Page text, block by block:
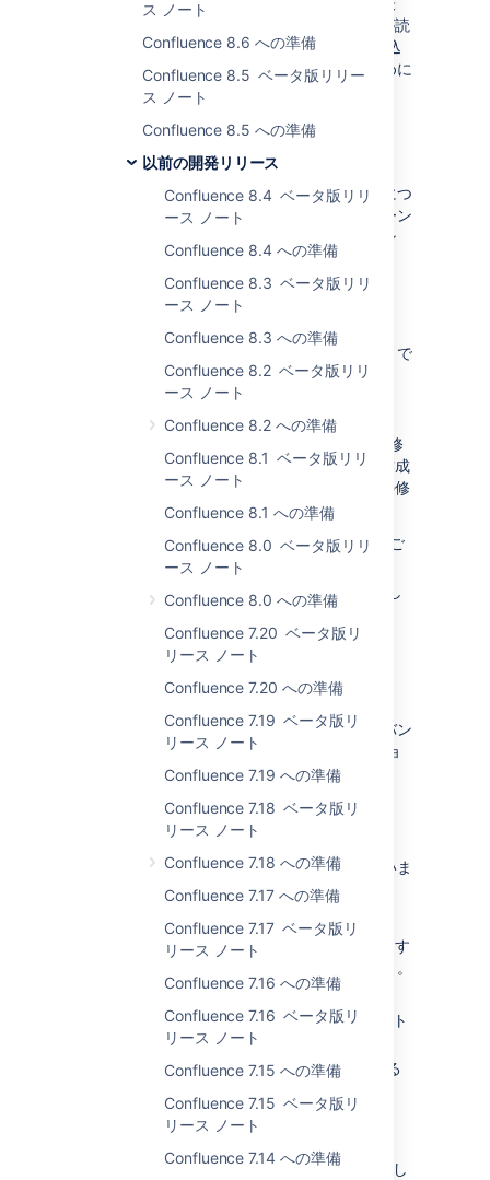
ス ノート
Confluence 8.6 への準備
Confluence 8.5 ベータ版リリー
ス ノート
Confluence 8.5 への準備
以前の開発リリース
Confluence 8.4 ベータ版リリ
ース ノート
Confluence 8.4 への準備
Confluence 8.3 ベータ版リリ
ース ノート
Confluence 8.3 への準備
Confluence 8.2 ベータ版リリ
ース ノート
Confluence 8.2 への準備
Confluence 8.1 ベータ版リリ
ース ノート
Confluence 8.1 への準備
Confluence 8.0 ベータ版リリ
ース ノート
Confluence 8.0 への準備
Confluence 7.20 ベータ版リ
リース ノート
Confluence 7.20 への準備
Confluence 7.19 ベータ版リ
リース ノート
Confluence 7.19 への準備
Confluence 7.18 ベータ版リ
リース ノート
Confluence 7.18 への準備
Confluence 7.17 への準備
Confluence 7.17 ベータ版リ
リース ノート
Confluence 7.16 への準備
Confluence 7.16 ベータ版リ
リース ノート
Confluence 7.15 への準備
Confluence 7.15 ベータ版リ
リース ノート
Confluence 7.14 への準備
示] ボタンを使用すると、ページ ツリー全体が読
み込まれます。これは、ページ ツリーの読み込
み時に必要な権限チェックの数を削減するために
行いました。
変更の実装内容
このセクションでは、実装済みの変更の詳細につ
いて、それらが最初に提供されたマイルストーン
ごとに紹介します。テストするマイルストーン
バージョンの判断にご利用ください。
リリース候補 2 - 2020 年 2 月 3 日
このリリース候補版の変更内容は、次のとおりで
の修
正によってテンプレートからページを作成
する際に問題が発生していたため、この修
正を元に戻しました。詳細については、
CONFSERVER-59370
CLOSED
をご
参照ください。
Atlassian Companion 1.0.0 をリリースし
Data Center プラグインのバージョン 4.0 をバン
ドルしないことを決定しました。v4.x バージョ
ンを Confluence 7.5 にバンドルする予定です。
ベータ 1 - 2020 年 1 月 14 日
このベータ版では次のような変更が行われていま
SSO プラグインをアップグレードし、
OpenID Connect プロバイダをサポートす
るようになりました (Data Center のみ) 。
Oracle 19c へのサポートの追加
Data Center のお客様向けに新しいレート
制限機能を追加しました
階層のレベルに 200 以上のページがある
示] ボタンを表示
このリリースの機能の完全な詳細については、
Confluence 7.3 ベータ リリース ノート
を参照し